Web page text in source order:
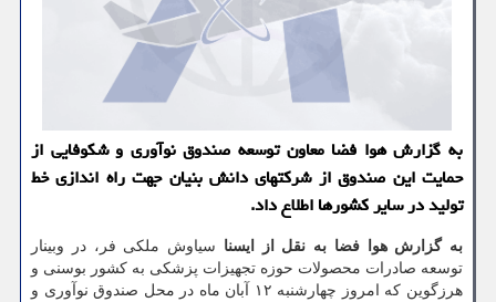
به گزارش هوا فضا معاون توسعه صندوق نوآوری و شکوفایی از
حمایت این صندوق از شرکتهای دانش بنیان جهت راه اندازی خط
تولید در سایر کشورها اطلاع داد.
به گزارش هوا فضا به نقل از ایسنا سیاوش ملکی فر، در وبینار
توسعه صادرات محصولات حوزه تجهیزات پزشکی به کشور بوسنی و
هرزگوین که امروز چهارشنبه ۱۲ آبان ماه در محل صندوق نوآوری و